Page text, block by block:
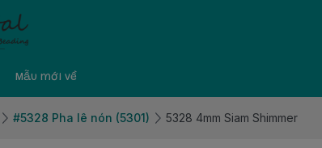
Mẫu mới về
#5328 Pha lê nón (5301) 5328 4mm Siam Shimmer